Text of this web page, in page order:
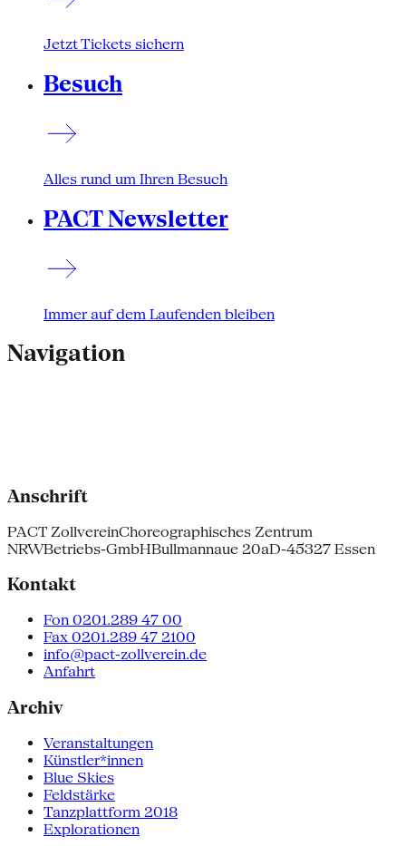
Jetzt Tickets sichern
Besuch
Alles rund um Ihren Besuch
PACT Newsletter
Immer auf dem Laufenden bleiben
Navigation
Anschrift
PACT ZollvereinChoreographisches Zentrum
NRWBetriebs-GmbHBullmannaue 20aD-45327 Essen
Kontakt
Fon 0201.289 47 00
Fax 0201.289 47 2100
info@pact-zollverein.de
Anfahrt
Archiv
Veranstaltungen
Künstler*innen
Blue Skies
Feldstärke
Tanzplattform 2018
Explorationen